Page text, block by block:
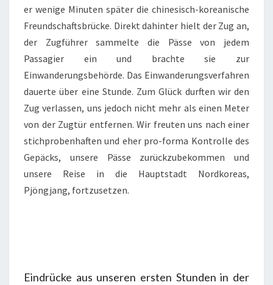
er wenige Minuten später die chinesisch-koreanische
Freundschaftsbrücke. Direkt dahinter hielt der Zug an,
der Zugführer sammelte die Pässe von jedem
Passagier ein und brachte sie zur
Einwanderungsbehörde. Das Einwanderungsverfahren
dauerte über eine Stunde. Zum Glück durften wir den
Zug verlassen, uns jedoch nicht mehr als einen Meter
von der Zugtür entfernen. Wir freuten uns nach einer
stichprobenhaften und eher pro-forma Kontrolle des
Gepäcks, unsere Pässe zurückzubekommen und
unsere Reise in die Hauptstadt Nordkoreas,
Pjöngjang, fortzusetzen.
Eindrücke aus unseren ersten Stunden in der